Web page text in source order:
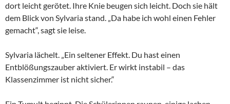
dort leicht gerötet. Ihre Knie beugen sich leicht. Doch sie hält
dem Blick von Sylvaria stand. „Da habe ich wohl einen Fehler
gemacht“, sagt sie leise.
Sylvaria lächelt. „Ein seltener Effekt. Du hast einen
Entblößungszauber aktiviert. Er wirkt instabil – das
Klassenzimmer ist nicht sicher.“